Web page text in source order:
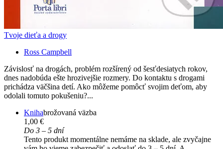
Tvoje dieťa a drogy
Ross Campbell
Závislosť na drogách, problém rozšírený od šesťdesiatych rokov,
dnes nadobúda ešte hrozivejšie rozmery. Do kontaktu s drogami
prichádza väčšina detí. Ako môžeme pomôcť svojim deťom, aby
odolali tomuto pokušeniu?...
Knihabrožovaná väzba
1,00 €
Do 3 – 5 dní
Tento produkt momentálne nemáme na sklade, ale zvyčajne